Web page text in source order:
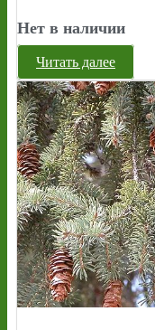
Нет в наличии
Читать далее